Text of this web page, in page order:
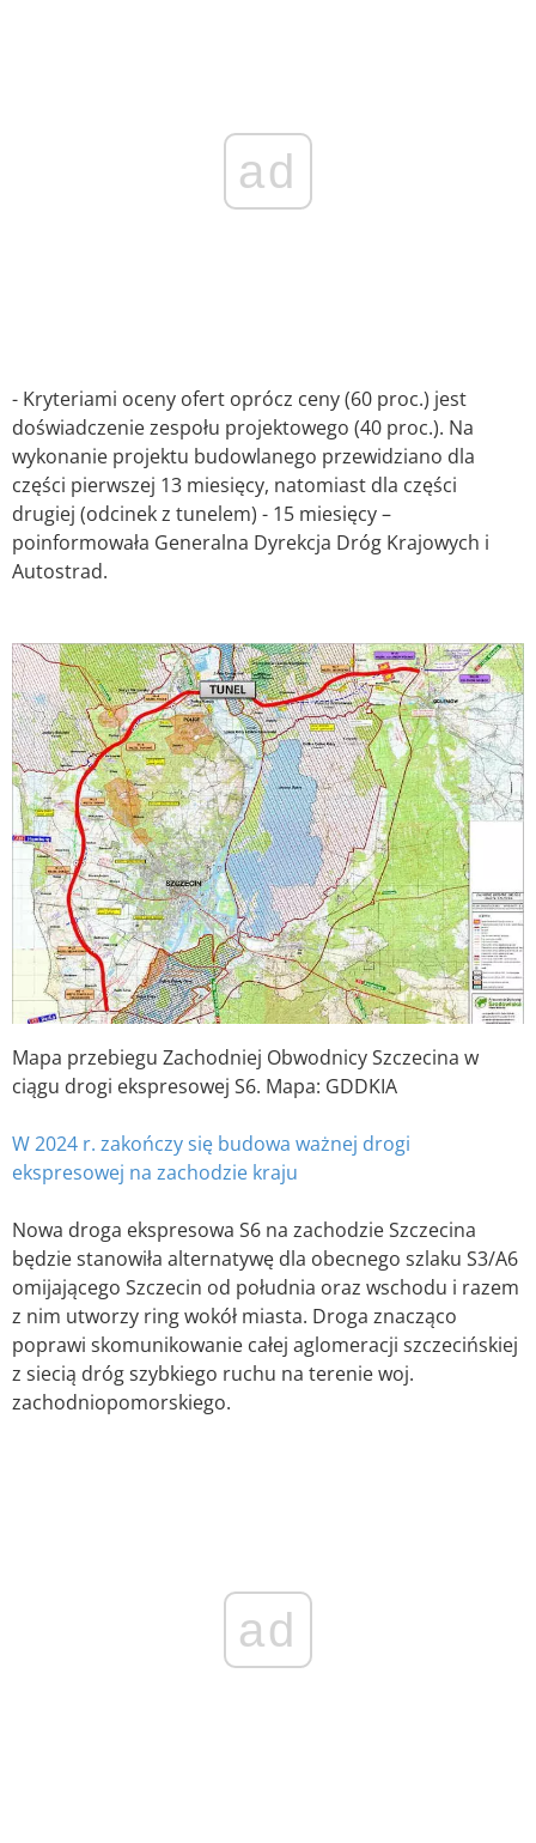
ad
- Kryteriami oceny ofert oprócz ceny (60 proc.) jest
doświadczenie zespołu projektowego (40 proc.). Na
wykonanie projektu budowlanego przewidziano dla
części pierwszej 13 miesięcy, natomiast dla części
drugiej (odcinek z tunelem) - 15 miesięcy –
poinformowała Generalna Dyrekcja Dróg Krajowych i
Autostrad.
Mapa przebiegu Zachodniej Obwodnicy Szczecina w
ciągu drogi ekspresowej S6. Mapa: GDDKIA
W 2024 r. zakończy się budowa ważnej drogi
ekspresowej na zachodzie kraju
Nowa droga ekspresowa S6 na zachodzie Szczecina
będzie stanowiła alternatywę dla obecnego szlaku S3/A6
omijającego Szczecin od południa oraz wschodu i razem
z nim utworzy ring wokół miasta. Droga znacząco
poprawi skomunikowanie całej aglomeracji szczecińskiej
z siecią dróg szybkiego ruchu na terenie woj.
zachodniopomorskiego.
ad